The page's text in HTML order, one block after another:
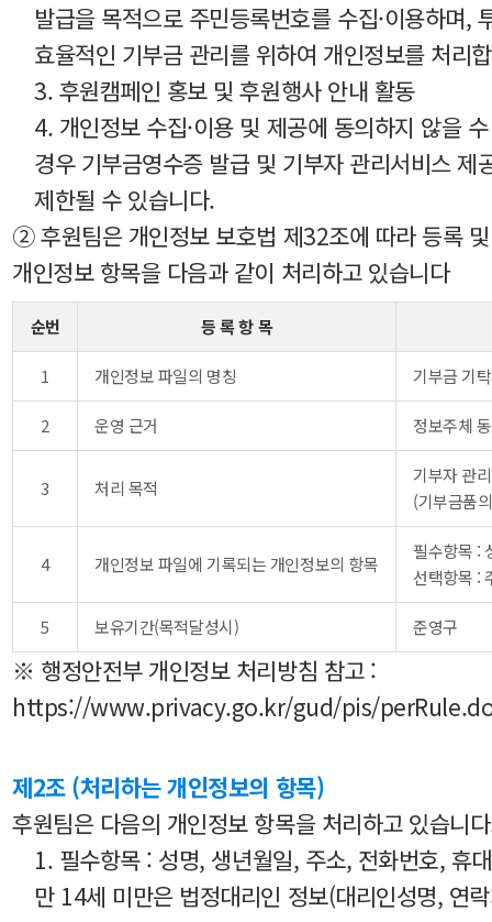
발급을 목적으로 주민등록번호를 수집·이용하며,
효율적인 기부금 관리를 위하여 개인정보를 처리
3. 후원캠페인 홍보 및 후원행사 안내 활동
4. 개인정보 수집·이용 및 제공에 동의하지 않을
경우 기부금영수증 발급 및 기부자 관리서비스 제
제한될 수 있습니다.
② 후원팀은 개인정보 보호법 제32조에 따라 등록
개인정보 항목을 다음과 같이 처리하고 있습니다
순번 등 록 항 목
1 개인정보 파일의 명칭 기부금 기
2 운영 근거 정보주체
3 처리 목적
기부자 관
(기부금품
4 개인정보 파일에 기록되는 개인정보의 항목
필수항목 :
선택항목 :
5 보유기간(목적달성시) 준영구
※ 행정안전부 개인정보 처리방침 참고 :
https://www.privacy.go.kr/gud/pis/
제2조 (처리하는 개인정보의 항목)
후원팀은 다음의 개인정보 항목을 처리하고 있습니
1. 필수항목 : 성명, 생년월일, 주소, 전화번호, 휴
만 14세 미만은 법정대리인 정보(대리인성명, 연